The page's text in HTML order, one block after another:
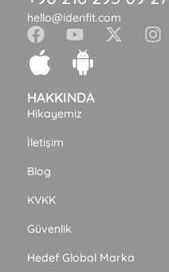
hello@idenfit.com
HAKKINDA
Hikayemiz
İletişim
Blog
KVKK
Güvenlik
Hedef Global Marka